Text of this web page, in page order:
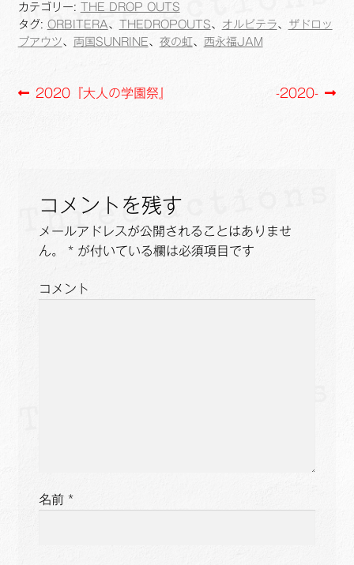
b
o
L
i
l
カテゴリー: THE DROP OUTS
タグ: ORBITERA、 THEDROPOUTS、 オルビテラ、 ザドロッ
プアウツ、 両国SUNRINE、 夜の虹、 西永福JAM
投
ゲ
ー
ョ
前
2020『大人の学園祭』
次
-2020-
コメントを残す
メールアドレスが公開されることはありませ
ん。
*が付いている欄は必須項目です
コメント
名前 *